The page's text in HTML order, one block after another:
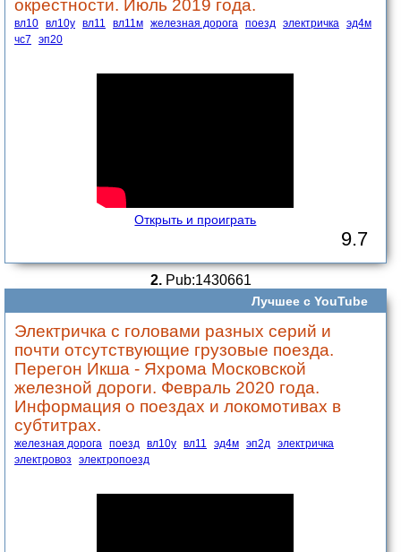
окрестности. Июль 2019 года.
вл10 вл10у вл11 вл11м железная дорога поезд электричка эд4м
чс7
эп20
Открыть и проиграть
9.7
2.Pub:1430661
Лучшее с YouTube
Электричка с головами разных серий и
почти отсутствующие грузовые поезда.
Перегон Икша - Яхрома Московской
железной дороги. Февраль 2020 года.
Информация о поездах и локомотивах в
субтитрах.
железная дорога поезд вл10у вл11 эд4м эп2д
электричка
электровоз
электропоезд